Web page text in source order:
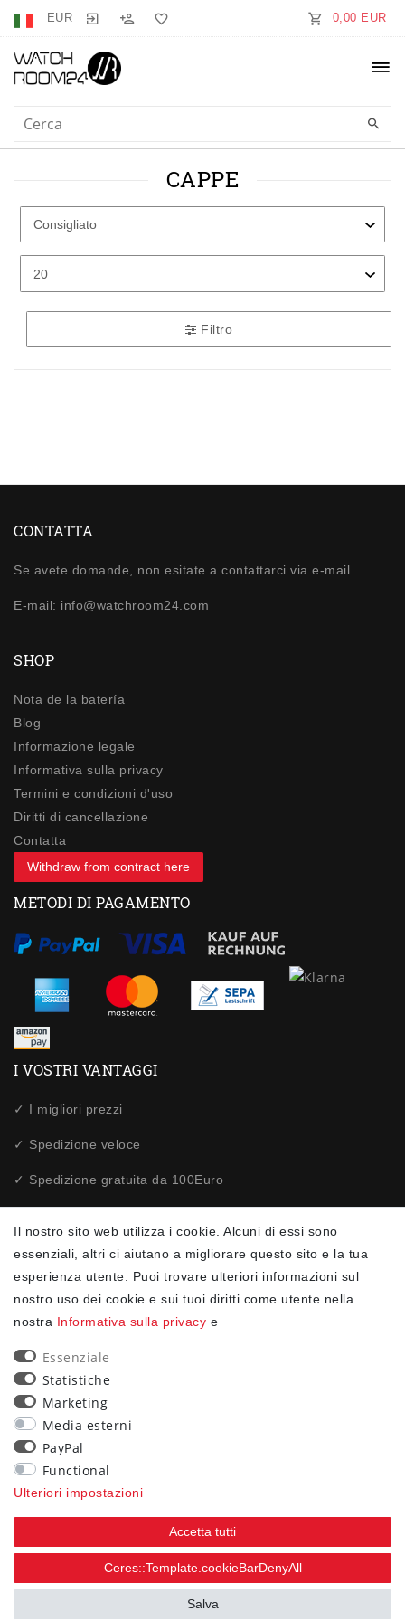
EUR 0,00 EUR
CAPPE
Filtro
CONTATTA
Se avete domande, non esitate a contattarci via e-mail.
E-mail: info@watchroom24.com
SHOP
Nota de la batería
Blog
Informazione legale
Informativa sulla privacy
Termini e condizioni d'uso
Diritti di cancellazione
Contatta
Withdraw from contract here
METODI DI PAGAMENTO
I VOSTRI VANTAGGI
✓ I migliori prezzi
✓ Spedizione veloce
✓ Spedizione gratuita da 100Euro
✓ Protezione dei dati
Il nostro sito web utilizza i cookie. Alcuni di essi sono
essenziali, altri ci aiutano a migliorare questo sito e la tua
esperienza utente. Puoi trovare ulteriori informazioni sul
nostro uso dei cookie e sui tuoi diritti come utente nella
nostra Informativa sulla privacy e
Essenziale
Statistiche
Marketing
Media esterni
PayPal
Functional
Ulteriori impostazioni
Accetta tutti
Ceres::Template.cookieBarDenyAll
Salva
NEWSLETTER
Confermo di aver letto la
.Ceres::Template.newsletterIsRequiredFootnote
90
trees were planted